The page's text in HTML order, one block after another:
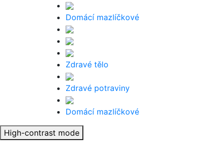
Domácí mazlíčkové
Zdravé tělo
Zdravé potraviny
Domácí mazlíčkové
High-contrast mode